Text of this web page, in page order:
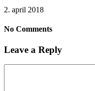
2. april 2018
No Comments
Leave a Reply